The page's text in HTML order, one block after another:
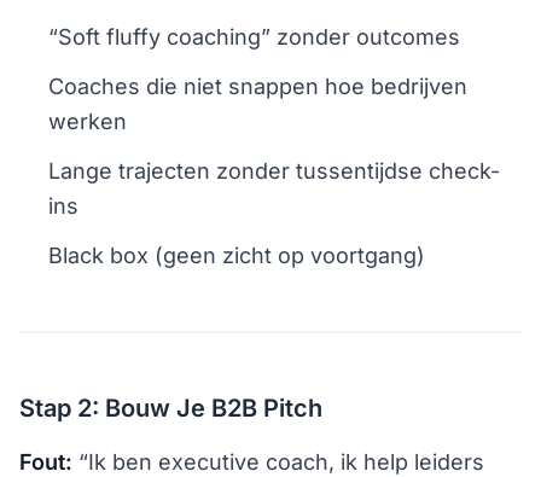
“Soft fluffy coaching” zonder outcomes
Coaches die niet snappen hoe bedrijven
werken
Lange trajecten zonder tussentijdse check-
ins
Black box (geen zicht op voortgang)
Stap 2: Bouw Je B2B Pitch
Fout: “Ik ben executive coach, ik help leiders